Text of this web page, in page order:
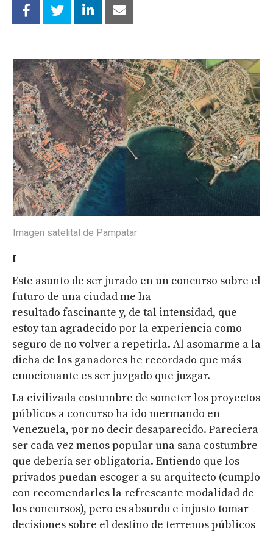
Imagen satelital de Pampatar
I
Este asunto de ser jurado en un concurso sobre el
futuro de una ciudad me ha
resultado fascinante y, de tal intensidad, que
estoy tan agradecido por la experiencia como
seguro de no volver a repetirla. Al asomarme a la
dicha de los ganadores he recordado que más
emocionante es ser juzgado que juzgar.
La civilizada costumbre de someter los proyectos
públicos a concurso ha ido mermando en
Venezuela, por no decir desaparecido. Pareciera
ser cada vez menos popular una sana costumbre
que debería ser obligatoria. Entiendo que los
privados puedan escoger a su arquitecto (cumplo
con recomendarles la refrescante modalidad de
los concursos), pero es absurdo e injusto tomar
decisiones sobre el destino de terrenos públicos